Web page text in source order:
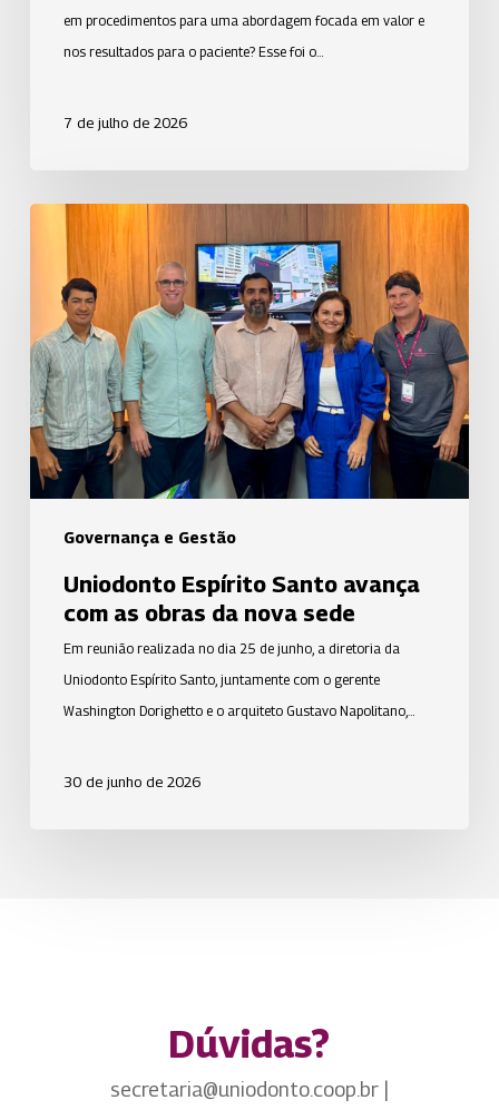
em procedimentos para uma abordagem focada em valor e
nos resultados para o paciente? Esse foi o…
7 de julho de 2026
Governança e Gestão
Uniodonto
Espírito
Santo
avança
com
as
obras
da
nova
sede
Uniodonto Espírito Santo avança
com as obras da nova sede
Em reunião realizada no dia 25 de junho, a diretoria da
Uniodonto Espírito Santo, juntamente com o gerente
Washington Dorighetto e o arquiteto Gustavo Napolitano,…
30 de junho de 2026
Dúvidas?
secretaria@uniodonto.coop.br |